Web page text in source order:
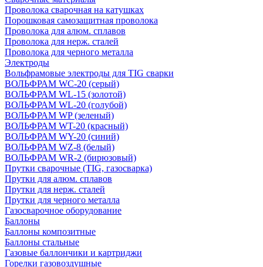
Проволока сварочная на катушках
Порошковая самозащитная проволока
Проволока для алюм. сплавов
Проволока для нерж. сталей
Проволока для черного металла
Электроды
Вольфрамовые электроды для TIG сварки
ВОЛЬФРАМ WC-20 (серый)
ВОЛЬФРАМ WL-15 (золотой)
ВОЛЬФРАМ WL-20 (голубой)
ВОЛЬФРАМ WP (зеленый)
ВОЛЬФРАМ WT-20 (красный)
ВОЛЬФРАМ WY-20 (синий)
ВОЛЬФРАМ WZ-8 (белый)
ВОЛЬФРАМ WR-2 (бирюзовый)
Прутки сварочные (TIG, газосварка)
Прутки для алюм. сплавов
Прутки для нерж. сталей
Прутки для черного металла
Газосварочное оборудование
Баллоны
Баллоны композитные
Баллоны стальные
Газовые баллончики и картриджи
Горелки газовоздушные